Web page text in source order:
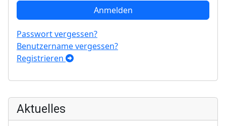
Aktuelles
Anmelden
Passwort vergessen?
Benutzername vergessen?
Registrieren